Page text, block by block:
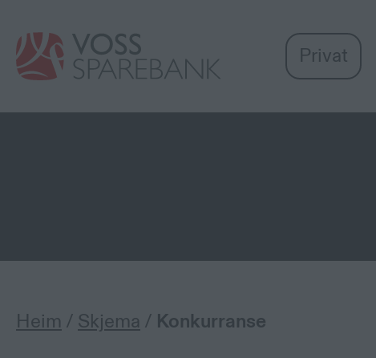
Sparebank
Privat
Heim / Skjema / Konkurranse
Miljøfyrtårn-